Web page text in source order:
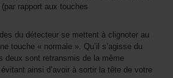
rapport aux touches
du détecteur se mettent à clignoter au
touche « normale ». Qu’il s’agisse du
deux sont retransmis de la même
ainsi d’avoir à sortir la tête de votre